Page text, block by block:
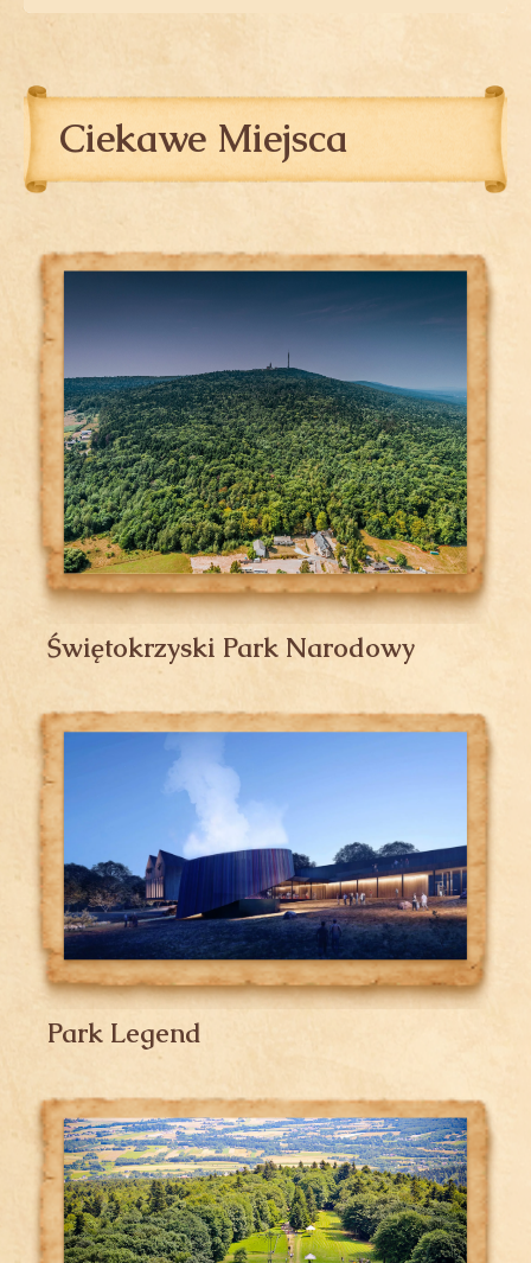
Ciekawe Miejsca
Świętokrzyski Park Narodowy
Park Legend